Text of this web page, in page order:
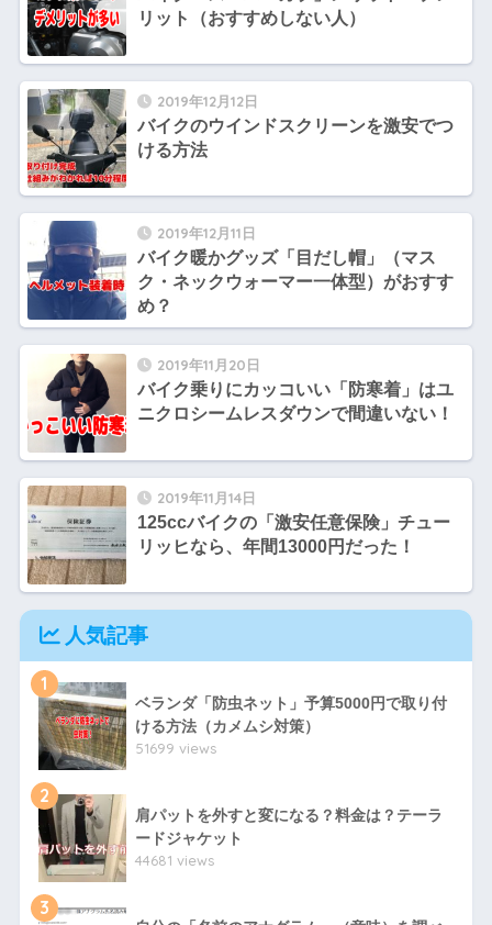
リット（おすすめしない人）
2019年12月12日
バイクのウインドスクリーンを激安でつ
ける方法
2019年12月11日
バイク暖かグッズ「目だし帽」（マス
ク・ネックウォーマー一体型）がおすす
め？
2019年11月20日
バイク乗りにカッコいい「防寒着」はユ
ニクロシームレスダウンで間違いない！
2019年11月14日
125ccバイクの「激安任意保険」チュー
リッヒなら、年間13000円だった！
人気記事
1
ベランダ「防虫ネット」予算5000円で取り付
ける方法（カメムシ対策）
51699 views
2
肩パットを外すと変になる？料金は？テーラ
ードジャケット
44681 views
3